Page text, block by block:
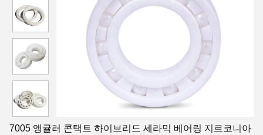
7005 앵귤러 콘택트 하이브리드 세라믹 베어링 지르코니아